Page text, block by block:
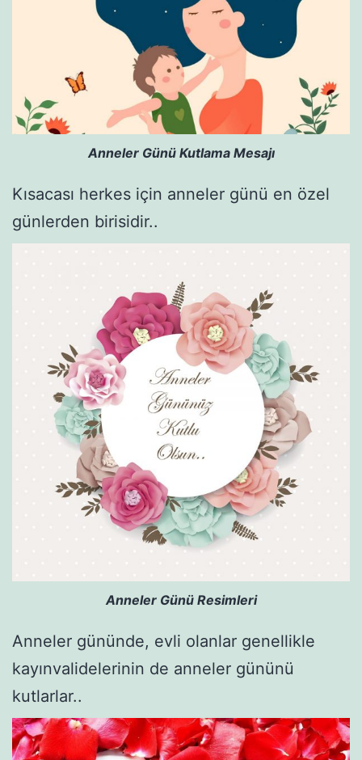
Anneler Günü Kutlama Mesajı
Kısacası herkes için anneler günü en özel
günlerden birisidir..
Anneler Günü Resimleri
Anneler gününde, evli olanlar genellikle
kayınvalidelerinin de anneler gününü
kutlarlar..